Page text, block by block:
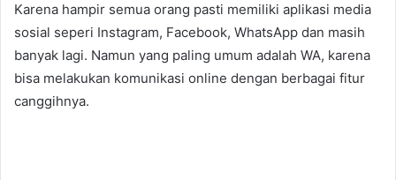
Karena hampir semua orang pasti memiliki aplikasi media
sosial seperi Instagram, Facebook, WhatsApp dan masih
banyak lagi. Namun yang paling umum adalah WA, karena
bisa melakukan komunikasi online dengan berbagai fitur
canggihnya.